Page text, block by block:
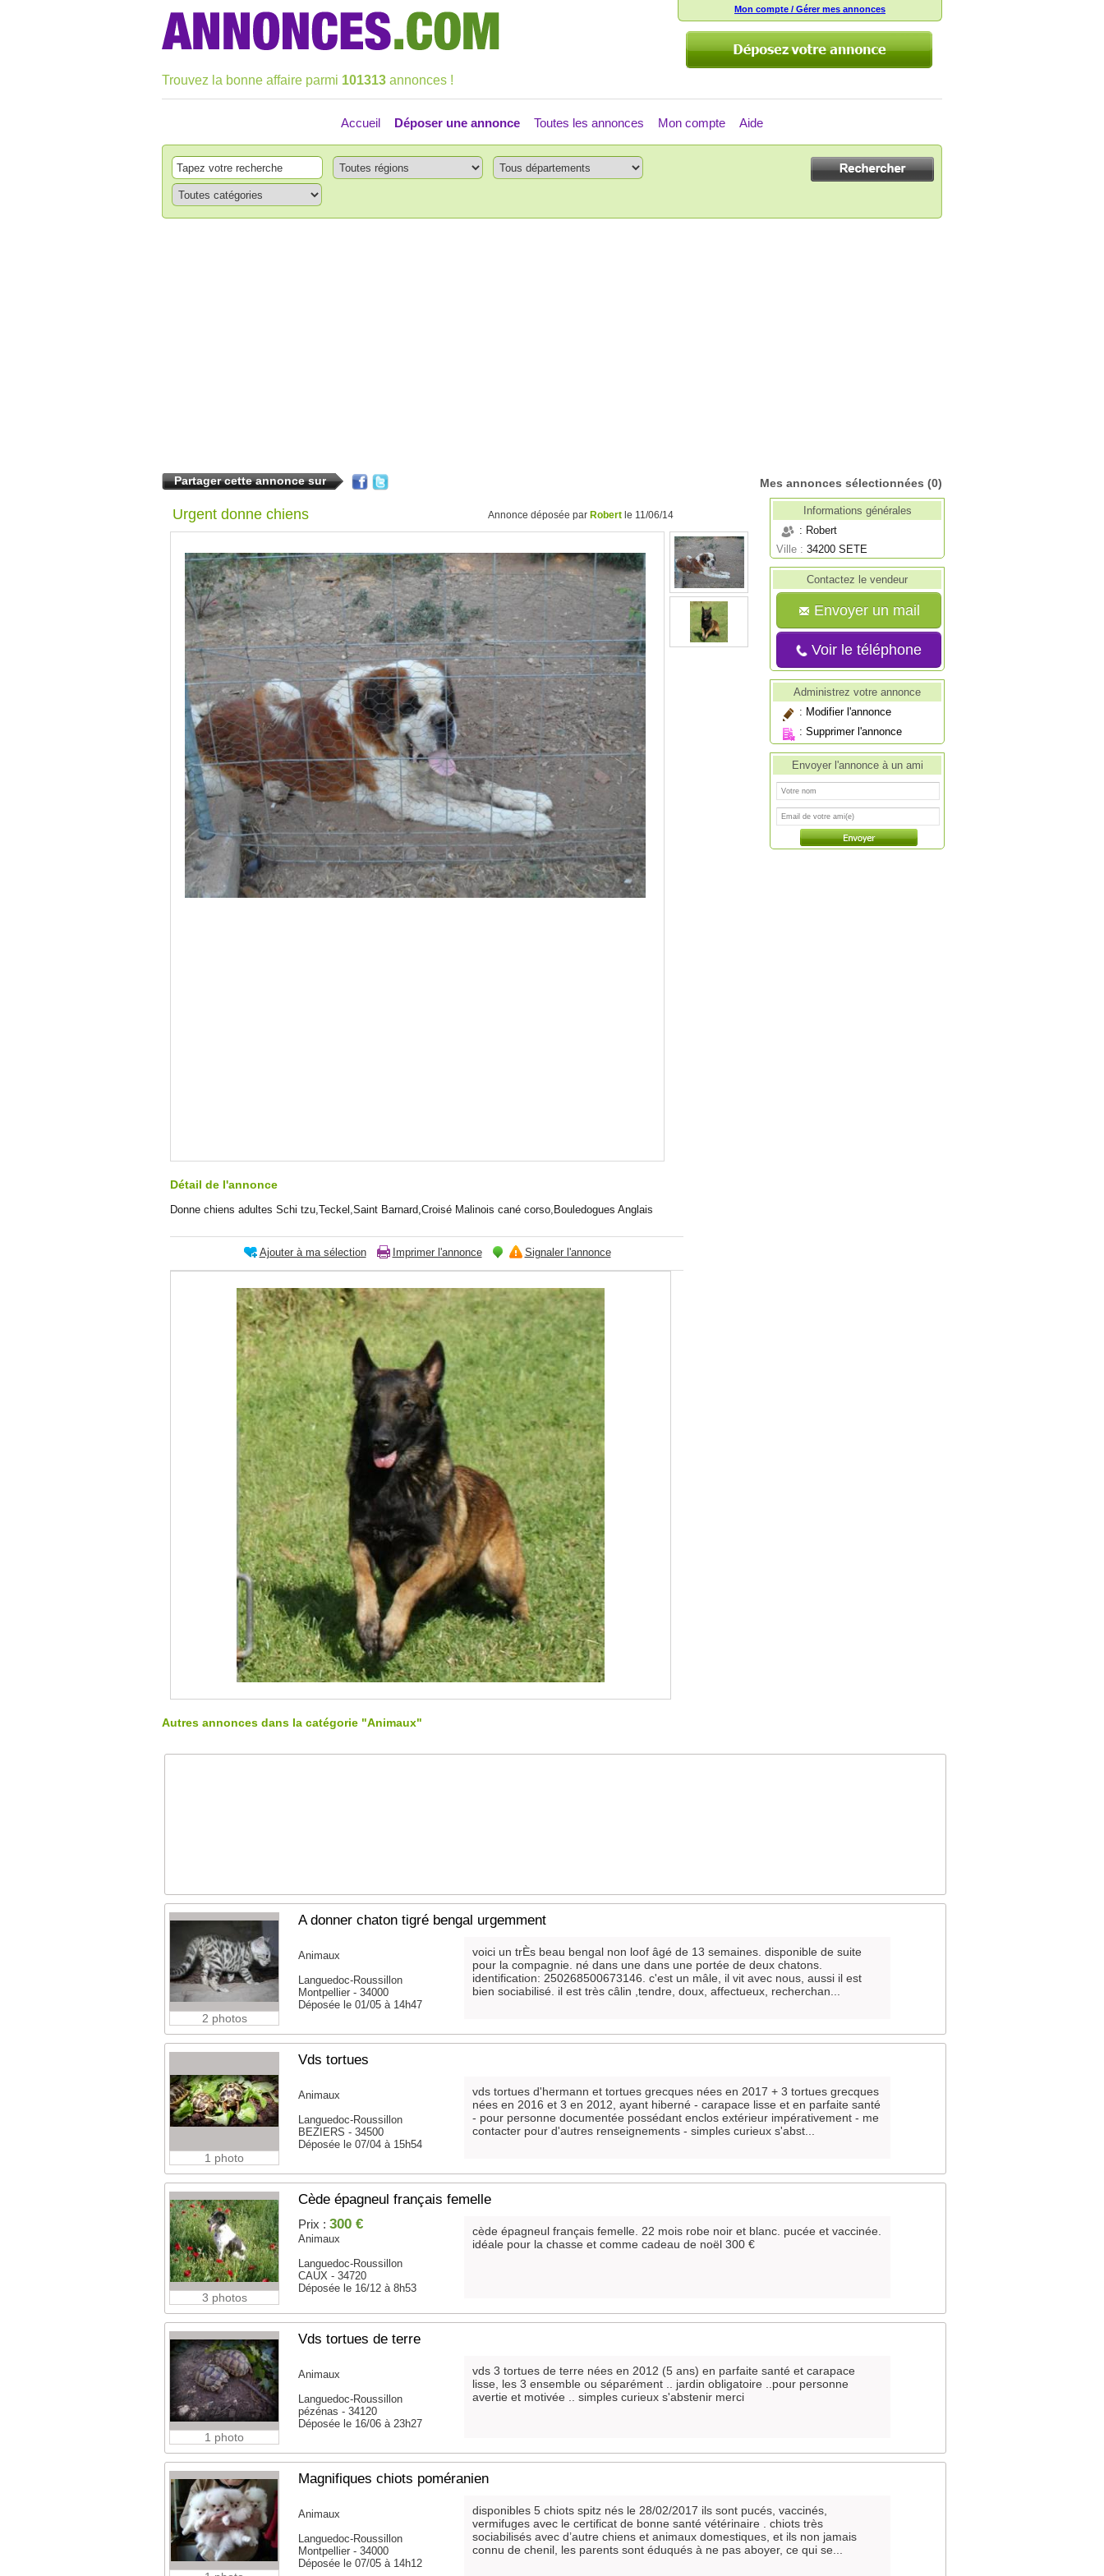
Mon compte / Gérer mes annonces
Trouvez la bonne affaire parmi 101313 annonces !
Accueil Déposer une annonce Toutes les annonces Mon compte Aide
Partager cette annonce sur Mes annonces sélectionnées (0)
Urgent donne chiens Annonce déposée par Robert le 11/06/14
Détail de l'annonce
Donne chiens adultes Schi tzu,Teckel,Saint Barnard,Croisé Malinois cané corso,Bouledogues Anglais
Ajouter à ma sélection Imprimer l'annonce Signaler l'annonce
Informations générales
: Robert
Ville : 34200 SETE
Contactez le vendeur
Envoyer un mail
Voir le téléphone
Administrez votre annonce
: Modifier l'annonce
: Supprimer l'annonce
Envoyer l'annonce à un ami
Autres annonces dans la catégorie "Animaux"
2 photos
A donner chaton tigré bengal urgemment
Animaux
Languedoc-Roussillon
Montpellier - 34000
Déposée le 01/05 à 14h47
voici un trÈs beau bengal non loof âgé de 13 semaines. disponible de suite
pour la compagnie. né dans une dans une portée de deux chatons.
identification: 250268500673146. c'est un mâle, il vit avec nous, aussi il est
bien sociabilisé. il est très câlin ,tendre, doux, affectueux, recherchan...
1 photo
Vds tortues
Animaux
Languedoc-Roussillon
BEZIERS - 34500
Déposée le 07/04 à 15h54
vds tortues d'hermann et tortues grecques nées en 2017 + 3 tortues grecques
nées en 2016 et 3 en 2012, ayant hiberné - carapace lisse et en parfaite santé
- pour personne documentée possédant enclos extérieur impérativement - me
contacter pour d'autres renseignements - simples curieux s'abst...
3 photos
Cède épagneul français femelle
Prix :300 €
Animaux
Languedoc-Roussillon
CAUX - 34720
Déposée le 16/12 à 8h53
cède épagneul français femelle. 22 mois robe noir et blanc. pucée et vaccinée.
idéale pour la chasse et comme cadeau de noël 300 €
1 photo
Vds tortues de terre
Animaux
Languedoc-Roussillon
pézénas - 34120
Déposée le 16/06 à 23h27
vds 3 tortues de terre nées en 2012 (5 ans) en parfaite santé et carapace
lisse, les 3 ensemble ou séparément .. jardin obligatoire ..pour personne
avertie et motivée .. simples curieux s'abstenir merci
Magnifiques chiots poméranien
Animaux
Languedoc-Roussillon
Montpellier - 34000
Déposée le 07/05 à 14h12
disponibles 5 chiots spitz nés le 28/02/2017 ils sont pucés, vaccinés,
vermifuges avec le certificat de bonne santé vétérinaire . chiots très
sociabilisés avec d’autre chiens et animaux domestiques, et ils non jamais
connu de chenil, les parents sont éduqués à ne pas aboyer, ce qui se...